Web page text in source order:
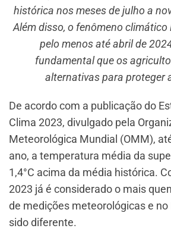
histórica nos meses de julho a
Além disso, o fenômeno climático
pelo menos até abril de
fundamental que os
alternativas para proteger
De acordo com a publicação do
Clima 2023, divulgado pela
Meteorológica Mundial (OMM),
ano, a temperatura média da
1,4°C acima da média histórica.
2023 já é considerado o mais
de medições meteorológicas e no
sido diferente.